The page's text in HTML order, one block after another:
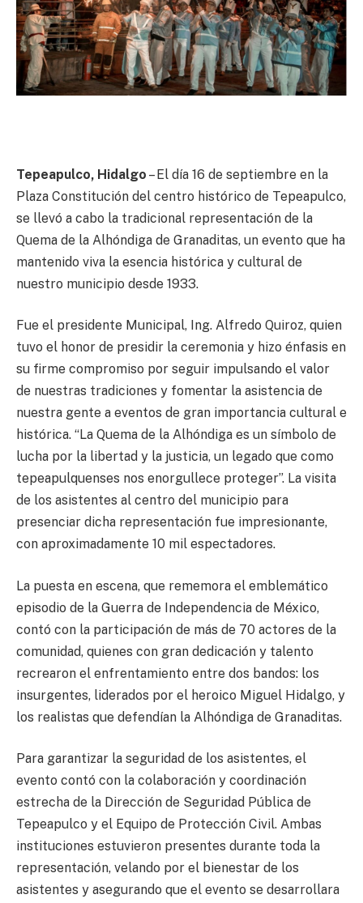
Tepeapulco, Hidalgo – El día 16 de septiembre en la
Plaza Constitución del centro histórico de Tepeapulco,
se llevó a cabo la tradicional representación de la
Quema de la Alhóndiga de Granaditas, un evento que ha
mantenido viva la esencia histórica y cultural de
nuestro municipio desde 1933.
Fue el presidente Municipal, Ing. Alfredo Quiroz, quien
tuvo el honor de presidir la ceremonia y hizo énfasis en
su firme compromiso por seguir impulsando el valor
de nuestras tradiciones y fomentar la asistencia de
nuestra gente a eventos de gran importancia cultural e
histórica. “La Quema de la Alhóndiga es un símbolo de
lucha por la libertad y la justicia, un legado que como
tepeapulquenses nos enorgullece proteger”. La visita
de los asistentes al centro del municipio para
presenciar dicha representación fue impresionante,
con aproximadamente 10 mil espectadores.
La puesta en escena, que rememora el emblemático
episodio de la Guerra de Independencia de México,
contó con la participación de más de 70 actores de la
comunidad, quienes con gran dedicación y talento
recrearon el enfrentamiento entre dos bandos: los
insurgentes, liderados por el heroico Miguel Hidalgo, y
los realistas que defendían la Alhóndiga de Granaditas.
Para garantizar la seguridad de los asistentes, el
evento contó con la colaboración y coordinación
estrecha de la Dirección de Seguridad Pública de
Tepeapulco y el Equipo de Protección Civil. Ambas
instituciones estuvieron presentes durante toda la
representación, velando por el bienestar de los
asistentes y asegurando que el evento se desarrollara